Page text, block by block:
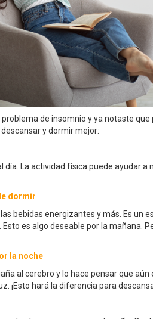
de insomnio y ya notaste que
y dormir mejor:
día. La actividad física puede ayudar a
dormir
bebidas energizantes y más. Es un
es algo deseable por la mañana.
la noche
al cerebro y lo hace pensar que aún
¡Esto hará la diferencia para